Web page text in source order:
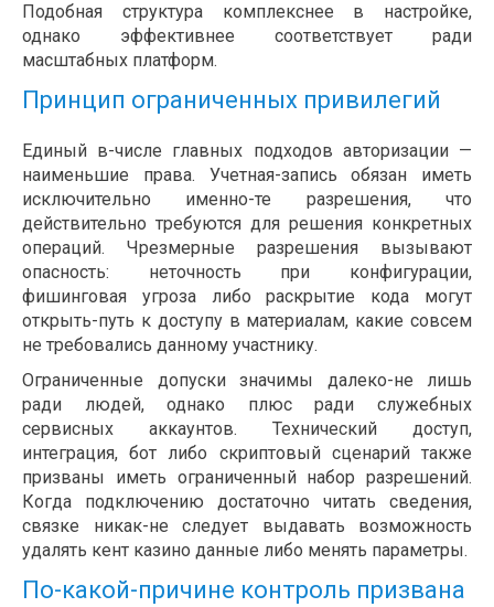
Подобная структура комплекснее в настройке,
однако эффективнее соответствует ради
масштабных платформ.
Принцип ограниченных привилегий
Единый в-числе главных подходов авторизации —
наименьшие права. Учетная-запись обязан иметь
исключительно именно-те разрешения, что
действительно требуются для решения конкретных
операций. Чрезмерные разрешения вызывают
опасность: неточность при конфигурации,
фишинговая угроза либо раскрытие кода могут
открыть-путь к доступу в материалам, какие совсем
не требовались данному участнику.
Ограниченные допуски значимы далеко-не лишь
ради людей, однако плюс ради служебных
сервисных аккаунтов. Технический доступ,
интеграция, бот либо скриптовый сценарий также
призваны иметь ограниченный набор разрешений.
Когда подключению достаточно читать сведения,
связке никак-не следует выдавать возможность
удалять кент казино данные либо менять параметры.
По-какой-причине контроль призвана